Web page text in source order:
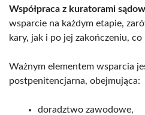
Współpraca z kuratorami
wsparcie na każdym etapie,
kary, jak i po jej zakończeniu,
Ważnym elementem wsparcia
postpenitencjarna, obejmująca:
doradztwo zawodowe,